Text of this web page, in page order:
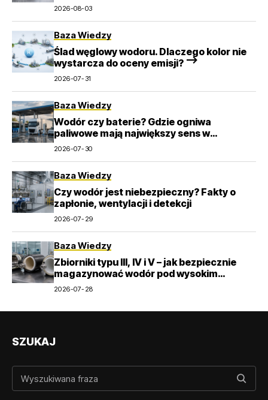
2026-08-03
Baza Wiedzy
Ślad węglowy wodoru. Dlaczego kolor nie
wystarcza do oceny emisji? –>
2026-07-31
Baza Wiedzy
Wodór czy baterie? Gdzie ogniwa
paliwowe mają największy sens w
transporcie
2026-07-30
Baza Wiedzy
Czy wodór jest niebezpieczny? Fakty o
zapłonie, wentylacji i detekcji
2026-07-29
Baza Wiedzy
Zbiorniki typu III, IV i V – jak bezpiecznie
magazynować wodór pod wysokim
ciśnieniem?
2026-07-28
SZUKAJ